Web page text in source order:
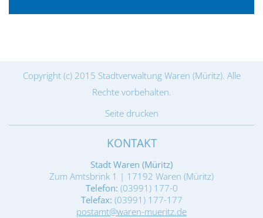
Copyright (c) 2015 Stadtverwaltung Waren (Müritz). Alle
Rechte vorbehalten.
Seite drucken
KONTAKT
Stadt Waren (Müritz)
Zum Amtsbrink 1 | 17192 Waren (Müritz)
Telefon: (03991) 177-0
Telefax: (03991) 177-177
postamt@waren-mueritz.de